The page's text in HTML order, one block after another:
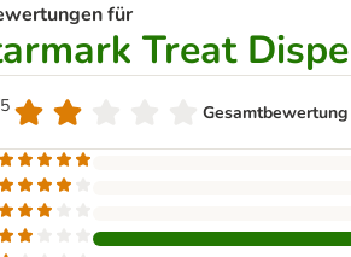
für
Treat
Gesamtbewertung